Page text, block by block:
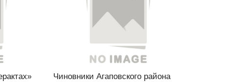
Чиновники Агаповского района